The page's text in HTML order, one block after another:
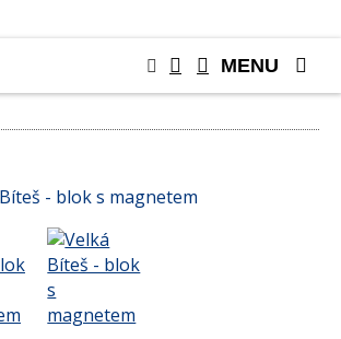
MENU